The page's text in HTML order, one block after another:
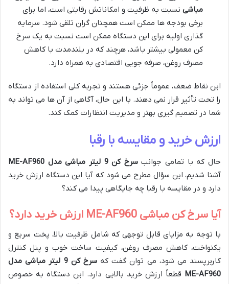
مباشی نسبت به ظرفیت و امکاناتش رقابتی است، اما برای
برخی بودجه ها ممکن است همچنان گران تلقی شود. سرمایه
گذاری اولیه برای این دستگاه ممکن است نسبت به یک سرخ
کن معمولی بیشتر باشد، هرچند که در بلندمدت با کاهش
مصرف روغن، صرفه جویی اقتصادی به همراه دارد.
این نقاط ضعف، عموماً جزئی هستند و تجربه کلی استفاده از دستگاه
را تحت تأثیر قرار نمی دهند. با این حال، آگاهی از آن ها می تواند به
شما در تصمیم گیری بهتر و مدیریت انتظارات کمک کند.
ارزش خرید و مقایسه با رقبا
حال که با تمامی جوانبسرخ کن 9 لیتر مباشی مدل ME-AF960
آشنا شدیم، این سؤال مطرح می شود که آیا این دستگاه ارزش خرید
دارد و در مقایسه با رقبا چه جایگاهی پیدا می کند؟
آیا سرخ کن مباشی ME-AF960 ارزش خرید دارد؟
با توجه به مزایای قابل توجهی که شامل ظرفیت بالا، پخت سریع و
یکنواخت، کاهش مصرف روغن، کیفیت ساخت خوب و پنل کنترل
کاربرپسند می شود، می توان گفت که
سرخ کن 9 لیتر مباشی مدل
ME-AF960 قطعاً ارزش خرید بالایی دارد. این دستگاه به خصوص